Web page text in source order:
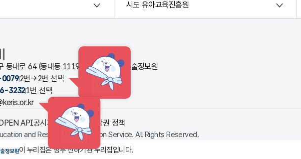
시도 유아교육진흥원
동내로 64 (동내동 1119번지) 한국교육학술정보원
2번→2번 선택
HINT
32321번 선택
HINT
API공시자료 다운로드저작권 정책
and Research Information Service. All Rights Reserved.
보원이 누리집은 정부 산하기관 누리집입니다.